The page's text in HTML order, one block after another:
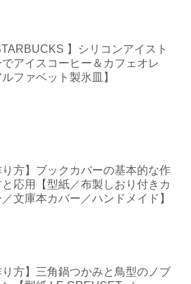
】シリコンアイスト
でアイスコーヒー＆カフェオレ
ルファベット製氷皿】
り方】ブックカバーの基本的な作
と応用【型紙／布製しおり付きカ
文庫本カバー／ハンドメイド】
り方】三角鍋つかみと鳥型のノブ